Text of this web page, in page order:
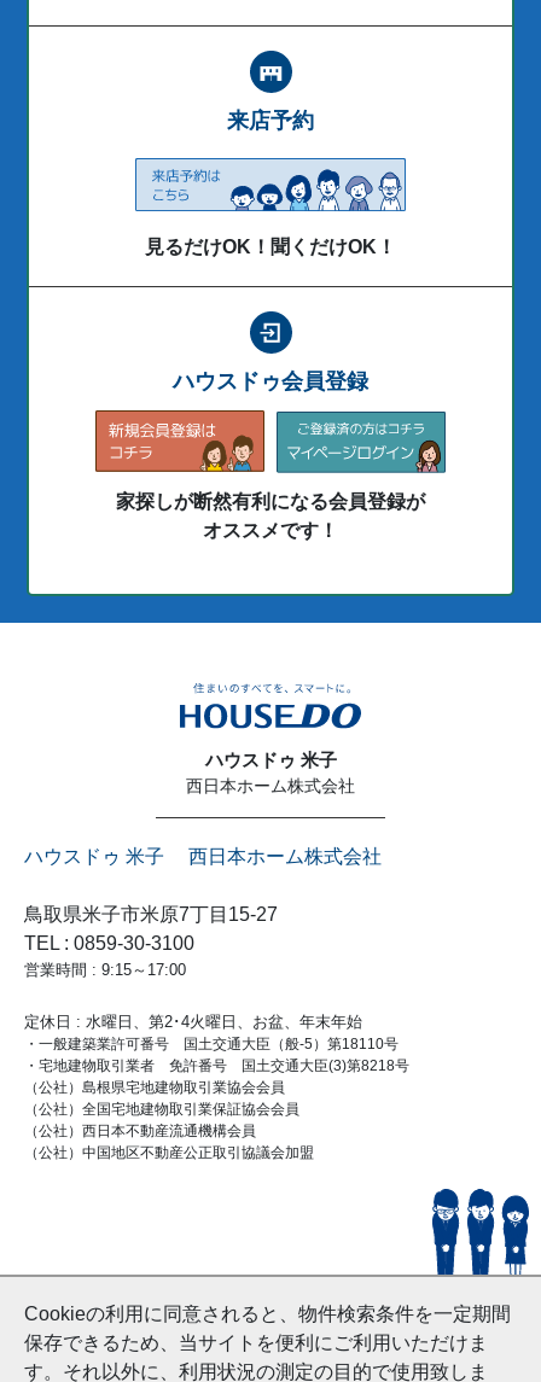
Cookieの利用に同意されると、物件検索条件を一定期間
保存できるため、当サイトを便利にご利用いただけま
す。それ以外に、利用状況の測定の目的で使用致しま
来店予約
見るだけOK！聞くだけOK！
ハウスドゥ会員登録
家探しが断然有利になる会員登録が
オススメです！
ハウスドゥ 米子
西日本ホーム株式会社
ハウスドゥ 米子 西日本ホーム株式会社
鳥取県米子市米原7丁目15-27
TEL : 0859-30-3100
営業時間 : 9:15～17:00
定休日 : 水曜日、第2･4火曜日、お盆、年末年始
・一般建築業許可番号 国土交通大臣（般-5）第18110号
・宅地建物取引業者 免許番号 国土交通大臣(3)第8218号
（公社）島根県宅地建物取引業協会会員
（公社）全国宅地建物取引業保証協会会員
（公社）西日本不動産流通機構会員
（公社）中国地区不動産公正取引協議会加盟
© HouseDoYonago
and Nishinihon Home Co.ltd All Rights Reserved.